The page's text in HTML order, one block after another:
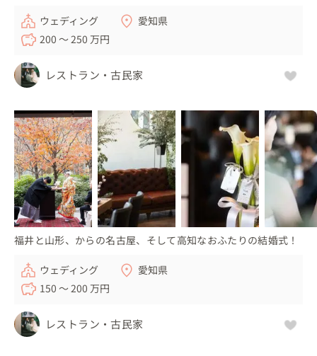
ウェディング
愛知県
200 〜 250 万円
レストラン・古民家
福井と山形、からの名古屋、そして高知なおふたりの結婚式！
ウェディング
愛知県
150 〜 200 万円
レストラン・古民家